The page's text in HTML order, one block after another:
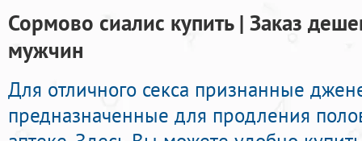
Сормово сиалис купить | Заказ
мужчин
Для отличного секса признанные
предназначенные для продления